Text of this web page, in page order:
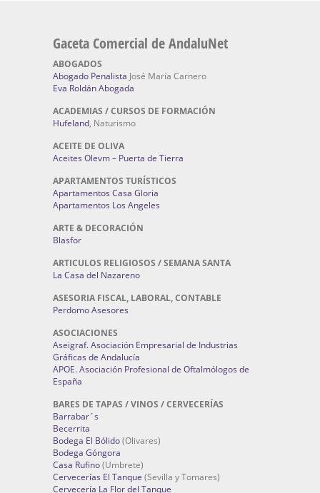
Gaceta Comercial de AndaluNet
ABOGADOS
Abogado Penalista José María Carnero
Eva Roldán Abogada
ACADEMIAS / CURSOS DE FORMACIÓN
Hufeland, Naturismo
ACEITE DE OLIVA
Aceites Olevm – Puerta de Tierra
APARTAMENTOS TURÍSTICOS
Apartamentos Casa Gloria
Apartamentos Los Angeles
ARTE & DECORACIÓN
Blasfor
ARTICULOS RELIGIOSOS / SEMANA SANTA
La Casa del Nazareno
ASESORIA FISCAL, LABORAL, CONTABLE
Perdomo Asesores
ASOCIACIONES
Aseigraf. Asociación Empresarial de Industrias
Gráficas de Andalucía
APOE. Asociación Profesional de Oftalmólogos de
España
BARES DE TAPAS / VINOS / CERVECERÍAS
Barrabar´s
Becerrita
Bodega El Bólido(Olivares)
Bodega Góngora
Casa Rufino(Umbrete)
Cervecerías El Tanque (Sevilla y Tomares)
Cervecería La Flor del Tanque